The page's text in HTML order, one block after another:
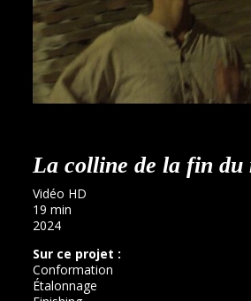
La colline de la fin du
Vidéo HD
19 min
2024
Sur ce projet :
Conformation
Étalonnage